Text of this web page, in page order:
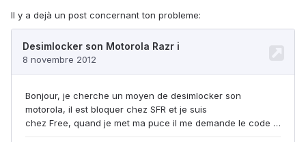
Il y a dejà un post concernant ton probleme: